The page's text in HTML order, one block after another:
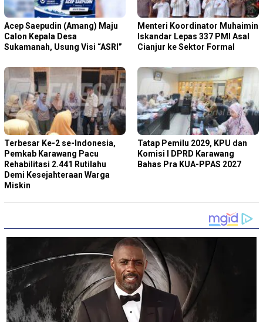
Acep Saepudin (Amang) Maju
Calon Kepala Desa
Sukamanah, Usung Visi “ASRI”
Menteri Koordinator Muhaimin
Iskandar Lepas 337 PMI Asal
Cianjur ke Sektor Formal
Terbesar Ke-2 se-Indonesia,
Pemkab Karawang Pacu
Rehabilitasi 2.441 Rutilahu
Demi Kesejahteraan Warga
Miskin
Tatap Pemilu 2029, KPU dan
Komisi I DPRD Karawang
Bahas Pra KUA-PPAS 2027